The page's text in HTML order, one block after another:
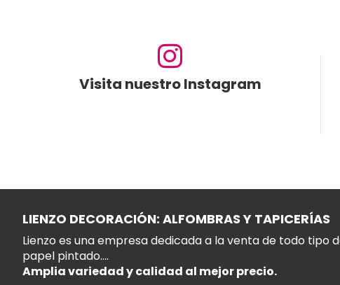
Visita nuestro Instagram
LIENZO DECORACIÓN: ALFOMBRAS Y TAPICERÍAS
Lienzo es una empresa dedicada a la venta de todo tipo
papel pintado....
Amplia variedad y calidad al mejor precio.